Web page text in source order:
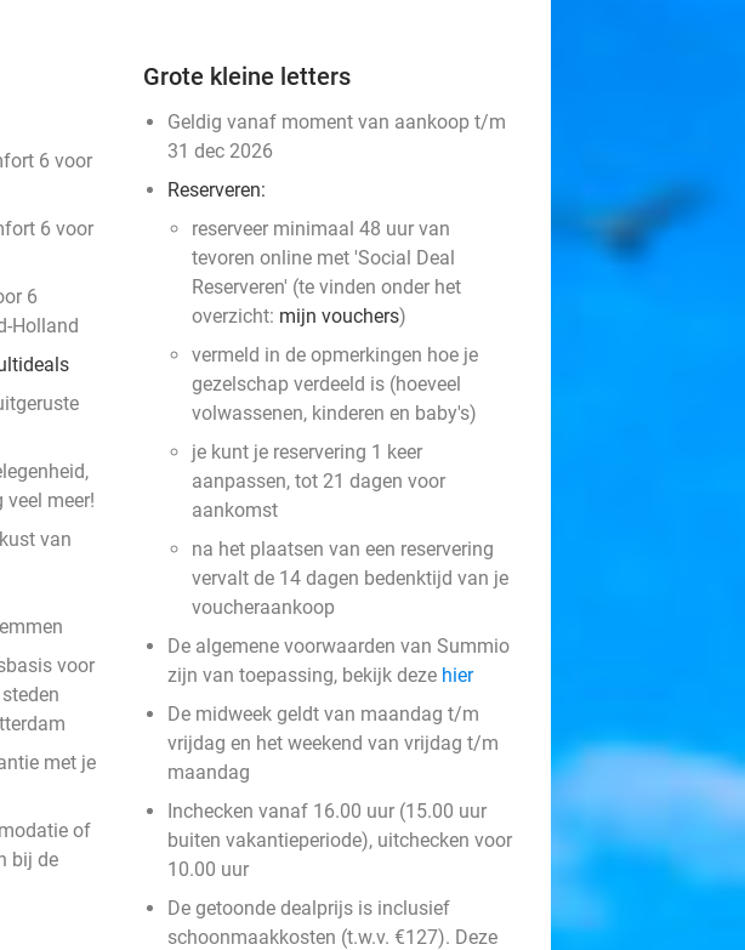
6 voor
6 voor
6
Holland
meer!
van
voor
met je
of
bij de
Grote kleine letters
Geldig vanaf moment van aankoop t/m
31 dec 2026
Reserveren:
reserveer minimaal 48 uur van
tevoren online met 'Social Deal
Reserveren' (te vinden onder het
overzicht: mijn vouchers)
vermeld in de opmerkingen hoe je
gezelschap verdeeld is (hoeveel
volwassenen, kinderen en baby's)
je kunt je reservering 1 keer
aanpassen, tot 21 dagen voor
aankomst
na het plaatsen van een reservering
vervalt de 14 dagen bedenktijd van je
voucheraankoop
De algemene voorwaarden van Summio
zijn van toepassing, bekijk deze hier
De midweek geldt van maandag t/m
vrijdag en het weekend van vrijdag t/m
maandag
Inchecken vanaf 16.00 uur (15.00 uur
buiten vakantieperiode), uitchecken voor
10.00 uur
De getoonde dealprijs is inclusief
schoonmaakkosten (t.w.v. €127). Deze